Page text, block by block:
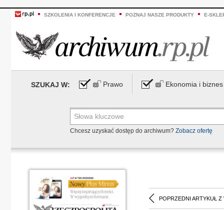
SZKOLENIA I KONFERENCJE POZNAJ NASZE PRODUKTY E-
SZUKAJ W: Prawo Ekonomia i biznes
Chcesz uzyskać dostęp do archiwum? Zobacz ofertę
POPRZEDNI ARTYKUŁ Z